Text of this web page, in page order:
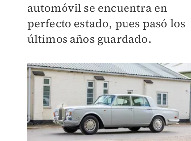
automóvil se encuentra en
perfecto estado, pues pasó los
últimos años guardado.